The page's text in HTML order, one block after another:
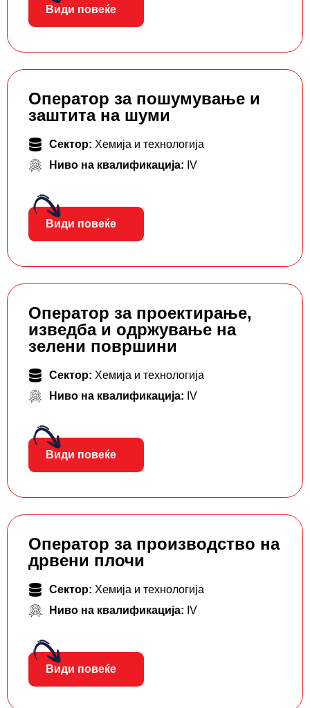
Види повеќе
Оператор за пошумување и
заштита на шуми
Сектор: Хемија и технологија
Ниво на квалификација: IV
Види повеќе
Оператор за проектирање,
изведба и одржување на
зелени површини
Сектор: Хемија и технологија
Ниво на квалификација: IV
Види повеќе
Оператор за производство на
дрвени плочи
Сектор: Хемија и технологија
Ниво на квалификација: IV
Види повеќе